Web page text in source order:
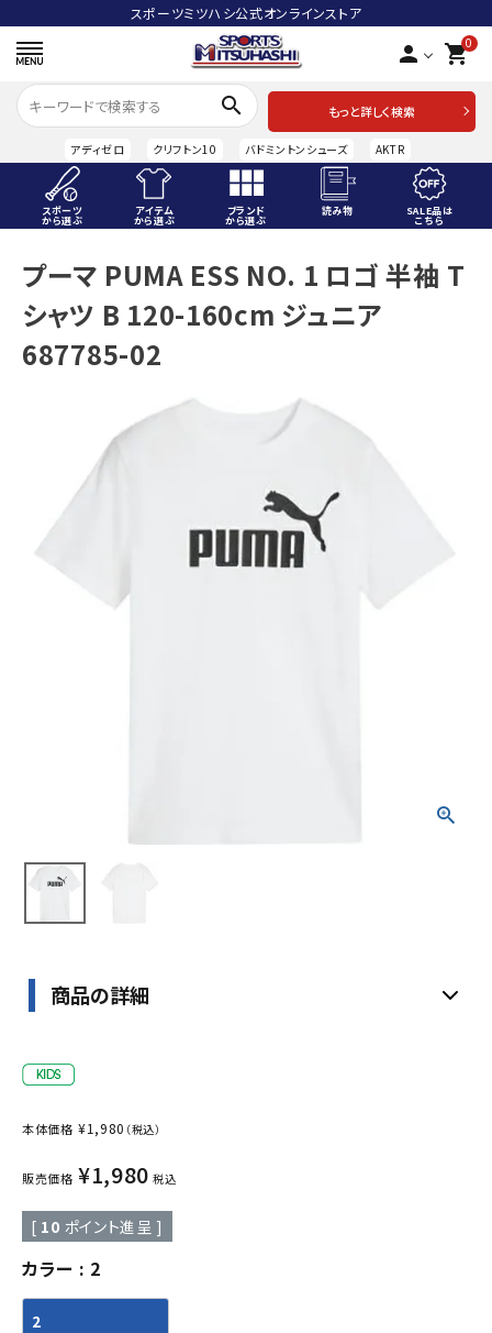
スポーツミツハシ公式オンラインストア
person 0
shopping_cart
search
もっと詳しく検索
アディゼロ クリフトン10 バドミントンシューズ AKTR
スポーツ
から選ぶ
アイテム
から選ぶ
ブランド
から選ぶ
読み物 SALE品は
こちら
ACCOUNT MENU
ようこそ ゲスト 様
meeting_room ログイン
アイテムから選ぶ
ブランドから選ぶ
SALE品はこちら
プライバシーポリシー
プーマ PUMA ESS NO. 1 ロゴ 半袖 T
シャツ B 120-160cm ジュニア
687785-02
商品の詳細
本体価格 ¥1,980 （税込）
販売価格 ¥1,980 税込
[ 10 ポイント進呈 ]
カラー 2
2